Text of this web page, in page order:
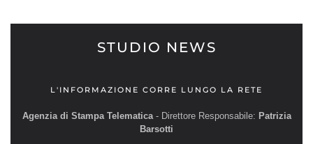
STUDIO NEWS
L'INFORMAZIONE CORRE LUNGO LA RETE
Agenzia di Stampa Telematica- Direttore Responsabile: Patrizia
Barsotti